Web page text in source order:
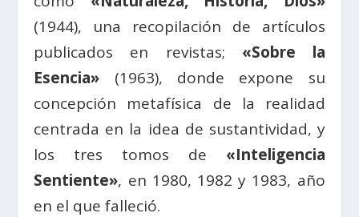
(1944), una recopilación de artículos
publicados en revistas; «Sobre la
Esencia» (1963), donde expone su
concepción metafísica de la realidad
centrada en la idea de sustantividad, y
los tres tomos de «Inteligencia
Sentiente», en 1980, 1982 y 1983, año
en el que falleció.